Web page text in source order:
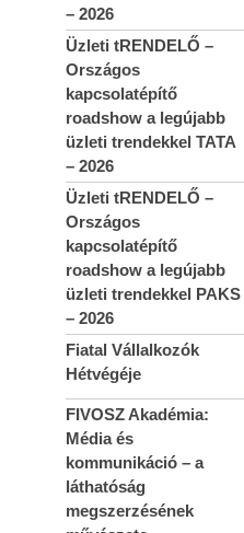
– 2026
Üzleti tRENDELŐ –
Országos
kapcsolatépítő
roadshow a legújabb
üzleti trendekkel TATA
– 2026
Üzleti tRENDELŐ –
Országos
kapcsolatépítő
roadshow a legújabb
üzleti trendekkel PAKS
– 2026
Fiatal Vállalkozók
Hétvégéje
FIVOSZ Akadémia:
Média és
kommunikáció – a
láthatóság
megszerzésének